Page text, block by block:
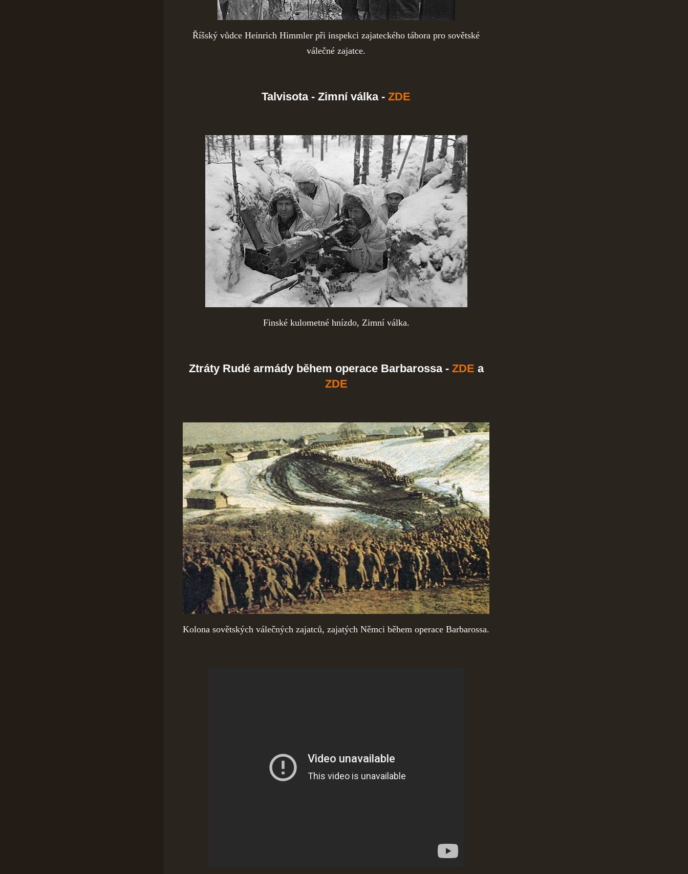
Říšský vůdce Heinrich Himmler při inspekci zajateckého tábora pro sovětské
válečné zajatce.
Talvisota - Zimní válka - ZDE
Finské kulometné hnízdo, Zimní válka.
Ztráty Rudé armády během operace Barbarossa - ZDE a
ZDE
Kolona sovětských válečných zajatců, zajatých Němci během operace Barbarossa.